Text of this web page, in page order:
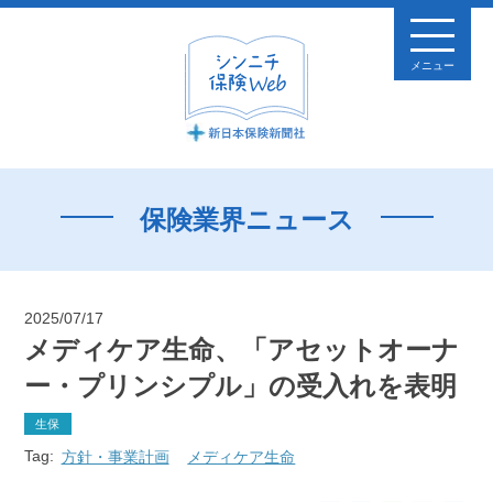
メニュー
保険業界ニュース
2025/07/17
メディケア生命、「アセットオーナ
ー・プリンシプル」の受入れを表明
生保
Tag: 方針・事業計画 メディケア生命